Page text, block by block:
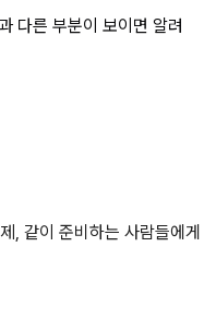
다른 부분이 보이면 알려
, 같이 준비하는 사람들에게